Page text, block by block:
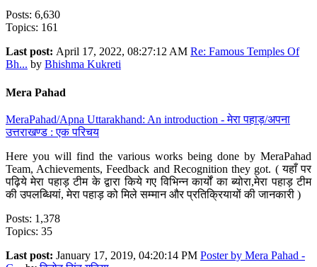
Posts: 6,630
Topics: 161
Last post: April 17, 2022, 08:27:12 AM Re: Famous Temples Of
Bh... by Bhishma Kukreti
Mera Pahad
MeraPahad/Apna Uttarakhand: An introduction - मेरा पहाड़/अपना
उत्तराखण्ड : एक परिचय
Here you will find the various works being done by MeraPahad
Team, Achievements, Feedback and Recognition they got. ( यहाँ पर
पढ़िये मेरा पहाड़ टीम के द्वारा किये गए विभिन्न कार्यों का ब्योरा,मेरा पहाड़ टीम
की उपलब्धियां, मेरा पहाड़ को मिले सम्मान और प्रतिक्रियायों की जानकारी )
Posts: 1,378
Topics: 35
Last post: January 17, 2019, 04:20:14 PM Poster by Mera Pahad -